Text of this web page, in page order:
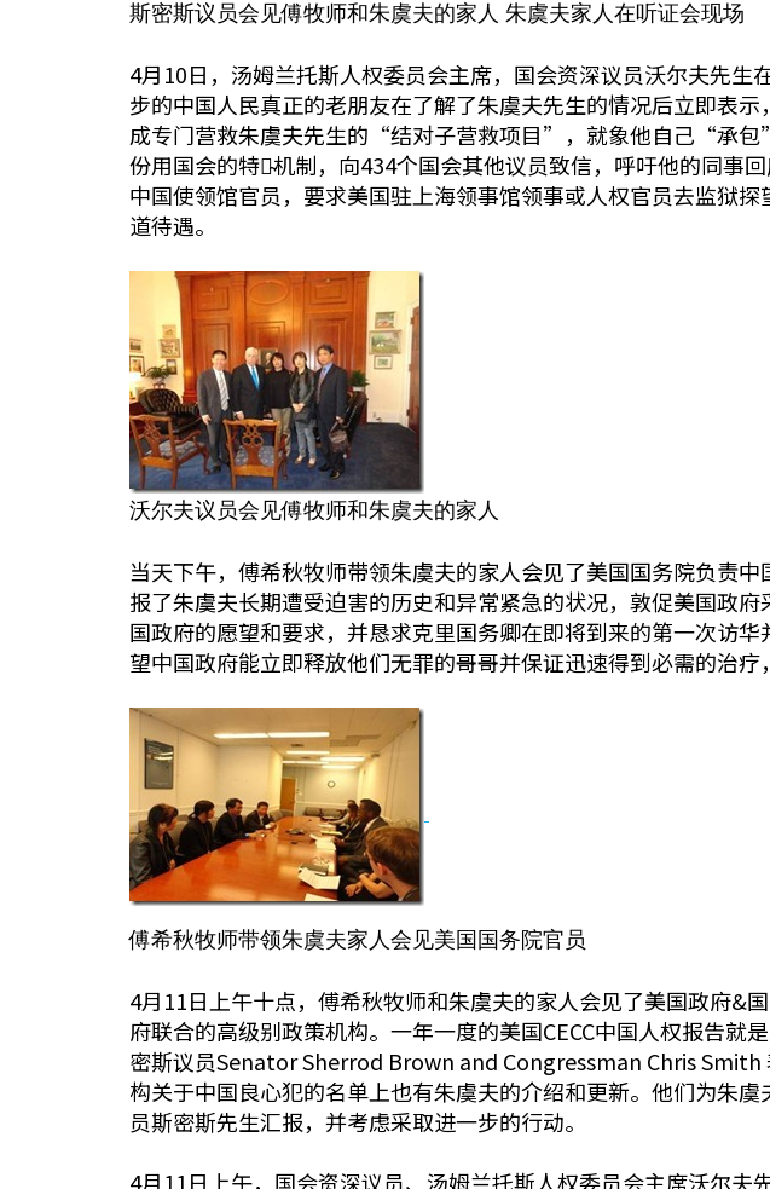
斯密斯议员会见傅牧师和朱虞夫的家人 朱虞夫家人在听证会现场
4月10日，汤姆兰托斯人权委员会主席，国会资深议员沃尔夫先
步的中国人民真正的老朋友在了解了朱虞夫先生的情况后立即表
成专门营救朱虞夫先生的“结对子营救项目”，就象他自己“承包
份用国会的特殊̴机制，向434个国会其他议员致信，呼吁他的同事
中国使领馆官员，要求美国驻上海领事馆领事或人权官员去监狱
道待遇。
沃尔夫议员会见傅牧师和朱虞夫的家人
当天下午，傅希秋牧师带领朱虞夫的家人会见了美国国务院负责
报了朱虞夫长期遭受迫害的历史和异常紧急的状况，敦促美国政
国政府的愿望和要求，并恳求克里国务卿在即将到来的第一次访
望中国政府能立即释放他们无罪的哥哥并保证迅速得到必需的治
傅希秋牧师带领朱虞夫家人会见美国国务院官员
4月11日上午十点，傅希秋牧师和朱虞夫的家人会见了美国政府&
府联合的高级别政策机构。一年一度的美国CECC中国人权报告
密斯议员Senator Sherrod Brown and Congressman Chris Smith
构关于中国良心犯的名单上也有朱虞夫的介绍和更新。他们为朱
员斯密斯先生汇报，并考虑采取进一步的行动。
4月11日上午，国会资深议员、汤姆兰托斯人权委员会主席沃尔